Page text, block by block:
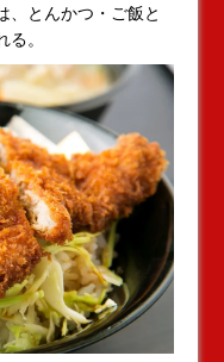
、とんかつ・ご飯と
。